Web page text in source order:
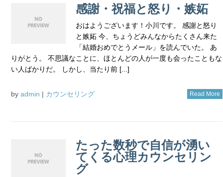
感謝・祝福と怒り・嫉妬
おはようございます！小川です。 感謝と怒り
と嫉妬 今、ちょうどみんなからたくさん来た
「結婚おめでとうメール」を読んでいた。 あ
りがとう。 不思議なことに、ほとんどの人が一度も会ったこともな
い人ばかりだ。 しかし、当たり前 [...]
by admin | カウンセリング Read More
たった数秒で自信が湧い
てくる心理カウンセリン
グ